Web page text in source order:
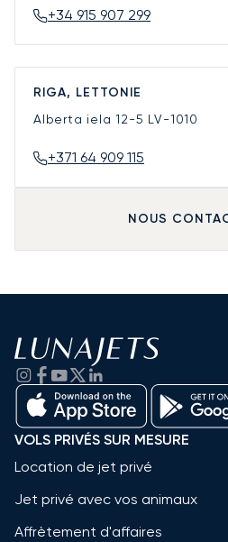
+34 915 907 299
RIGA, LETTONIE
Alberta iela 12-5 LV-1010
+371 64 909 115
NOUS
VOLS PRIVÉS SUR MESURE
Location de jet privé
Jet privé avec vos animaux
Affrètement d'affaires